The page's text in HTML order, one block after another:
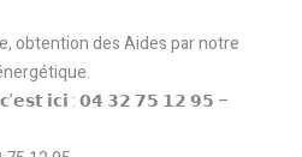
obtention des Aides par notre
𝗶𝗰𝗶 : 𝟬𝟰 𝟯𝟮 𝟳𝟱 𝟭𝟮 𝟵𝟱 –